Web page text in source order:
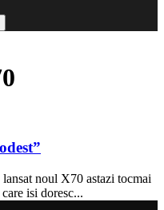
noul X70 astazi tocmai
isi doresc...